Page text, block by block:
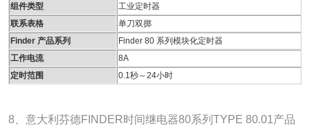
组件类型
工业定时器
联系表格
单刀双掷
Finder 产品系列
Finder 80 系列模块化定时器
工作电流
8A
定时范围
0.1秒～24小时
8、意大利芬德FINDER时间继电器80系列TYPE 80.01产品